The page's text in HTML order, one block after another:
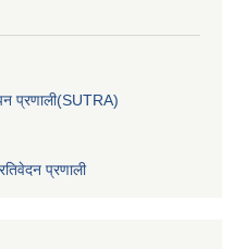
प्रणाली(SUTRA)
प्रणाली